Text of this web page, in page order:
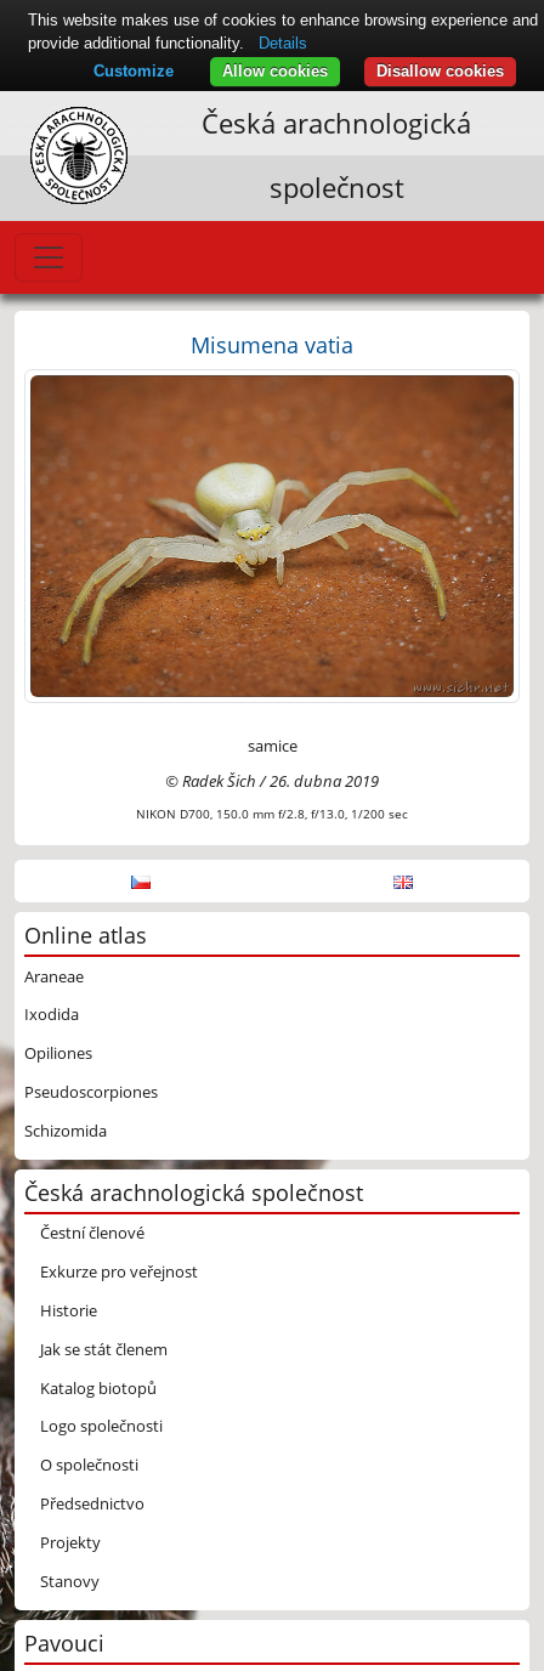
Česká arachnologická
společnost
Misumena vatia
samice
© Radek Šich / 26. dubna 2019
NIKON D700, 150.0 mm f/2.8, f/13.0, 1/200 sec
Online atlas
Araneae
Ixodida
Opiliones
Pseudoscorpiones
Schizomida
Česká arachnologická společnost
Čestní členové
Exkurze pro veřejnost
Historie
Jak se stát členem
Katalog biotopů
Logo společnosti
O společnosti
Předsednictvo
Projekty
Stanovy
Pavouci
This website makes use of cookies to enhance browsing experience and
provide additional functionality.
Details
Disallow cookies
Allow cookies
Customize